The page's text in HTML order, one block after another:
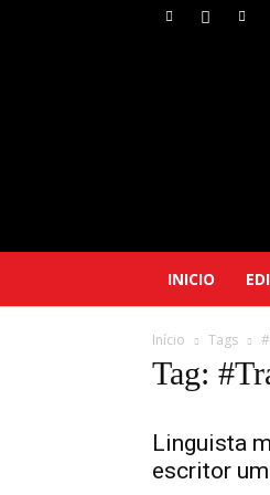
INICIO
Início Tags
Tag:
Linguista
escritor